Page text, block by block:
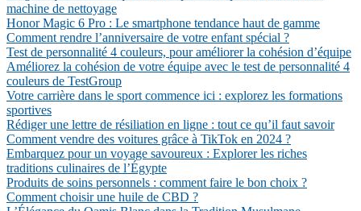
machine de nettoyage
Honor Magic 6 Pro : Le smartphone tendance haut de gamme
Comment rendre l’anniversaire de votre enfant spécial ?
Test de personnalité 4 couleurs, pour améliorer la cohésion d’équipe
Améliorez la cohésion de votre équipe avec le test de personnalité 4
couleurs de TestGroup
Votre carrière dans le sport commence ici : explorez les formations
sportives
Rédiger une lettre de résiliation en ligne : tout ce qu’il faut savoir
Comment vendre des voitures grâce à TikTok en 2024 ?
Embarquez pour un voyage savoureux : Explorer les riches
traditions culinaires de l’Égypte
Produits de soins personnels : comment faire le bon choix ?
Comment choisir une huile de CBD ?